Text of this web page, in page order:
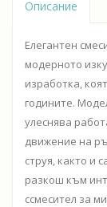
Описание
Елегантен
модерното
изработка,
годините.
улеснява
движение на
струя, както и
разкош към
ссмесител за